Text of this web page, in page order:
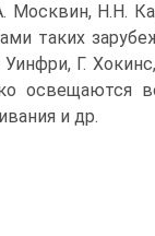
Москвин, Н.Н.
таких
Уинфри, Г.
и др.